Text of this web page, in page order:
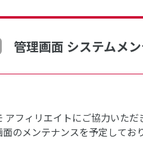
管理画面 システムメ
アフィリエイトにご協力いただ
のメンテナンスを予定してお